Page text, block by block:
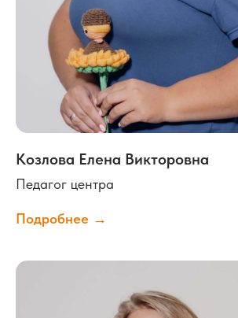
Козлова Елена Викторовна
Педагог центра
Подробнее →